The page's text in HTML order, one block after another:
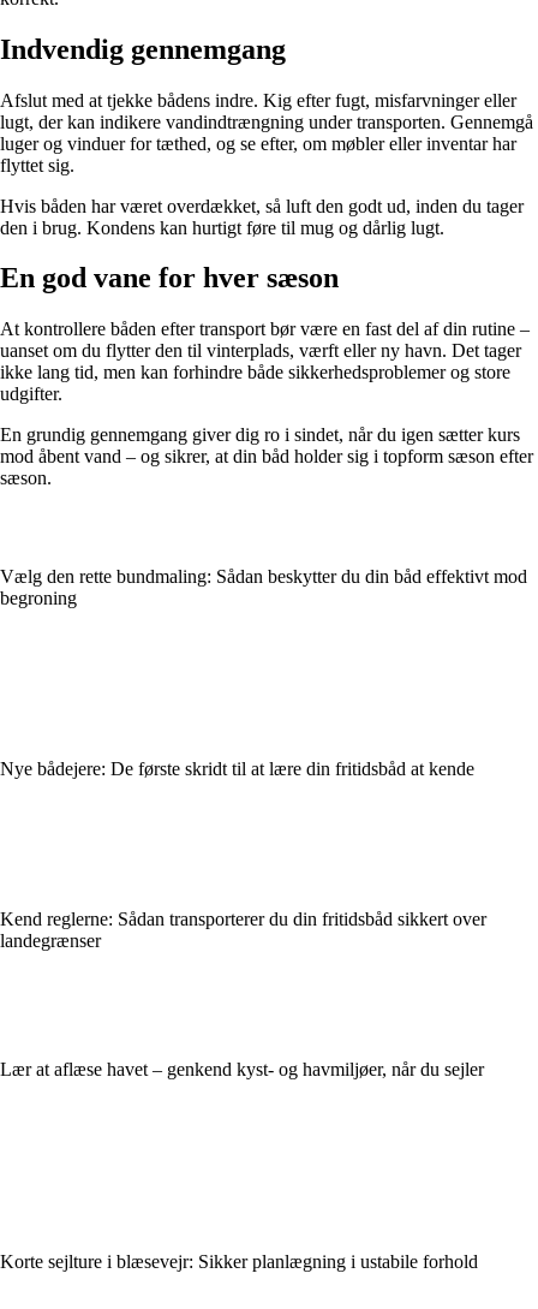
Indvendig gennemgang
Afslut med at tjekke bådens indre. Kig efter fugt, misfarvninger eller
lugt, der kan indikere vandindtrængning under transporten. Gennemgå
luger og vinduer for tæthed, og se efter, om møbler eller inventar har
flyttet sig.
Hvis båden har været overdækket, så luft den godt ud, inden du tager
den i brug. Kondens kan hurtigt føre til mug og dårlig lugt.
En god vane for hver sæson
At kontrollere båden efter transport bør være en fast del af din rutine –
uanset om du flytter den til vinterplads, værft eller ny havn. Det tager
ikke lang tid, men kan forhindre både sikkerhedsproblemer og store
udgifter.
En grundig gennemgang giver dig ro i sindet, når du igen sætter kurs
mod åbent vand – og sikrer, at din båd holder sig i topform sæson efter
sæson.
Vælg den rette bundmaling: Sådan beskytter du din båd effektivt mod
begroning
Nye bådejere: De første skridt til at lære din fritidsbåd at kende
Kend reglerne: Sådan transporterer du din fritidsbåd sikkert over
landegrænser
Lær at aflæse havet – genkend kyst- og havmiljøer, når du sejler
Korte sejlture i blæsevejr: Sikker planlægning i ustabile forhold